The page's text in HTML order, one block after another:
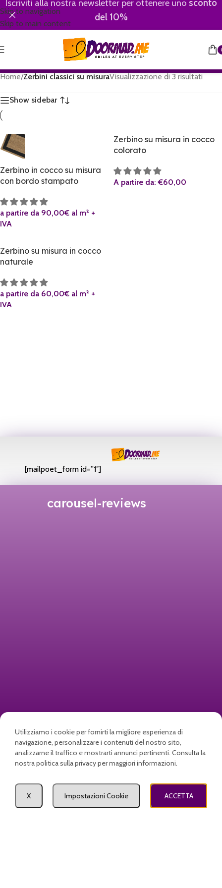
Skip to navigation
Skip to main content
Iscriviti alla nostra newsletter per ottenere uno sconto
del 10%
Home/Zerbini classici su misuraVisualizzazione di 3 risultati
Show sidebar
Zerbino in cocco su misura
con bordo stampato
a partire da 90,00€ al m² +
IVA
Zerbino su misura in cocco
colorato
A partire da:€60,00
Zerbino su misura in cocco
naturale
a partire da 60,00€ al m² +
IVA
[mailpoet_form id=”1″]
carousel-reviews
Zerbini personalizzati e
stampati per la tua azienda o
per la tua famiglia, con logo o
Utilizziamo i cookie per fornirti la migliore esperienza di
navigazione, personalizzare i contenuti del nostro sito,
analizzarne il traffico e mostrarti annunci pertinenti. Consulta la
nostra politica sulla privacy per maggiori informazioni.
ACCETTA
Impostazioni Cookie
X Come posso aiutarti?